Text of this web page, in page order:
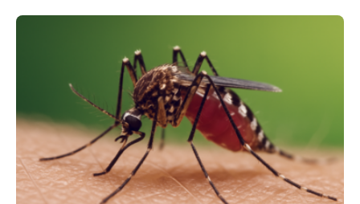
Grünalgen, die vor Hunderten von Millionen Jahren
lebten. Unter den Vorfahren sticht eine Gruppe heraus,
die noch heute in der Natur vorkommt: die
Süßwasseralge Coleochaetophyceae. Einige Arten
dieser Gruppe bilden aus Zellfäden dichte Geflechte
mit scheibenförmiger Gestalt. Was auffällig ist: Die
nächsten…